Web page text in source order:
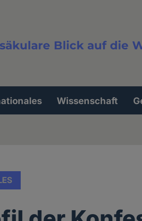
Blick auf die
Wissenschaft